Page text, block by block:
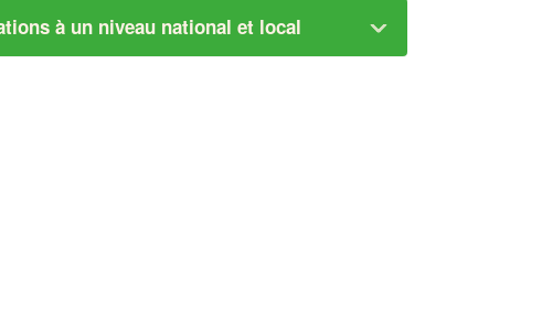
à un niveau national et local